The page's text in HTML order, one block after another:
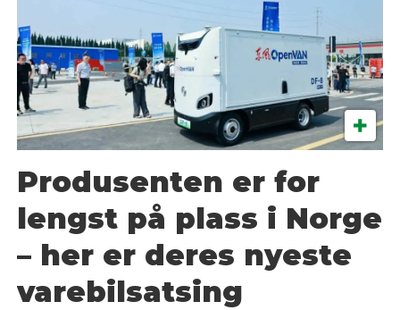
Produsenten er for
lengst på plass i Norge
– her er deres nyeste
varebilsatsing